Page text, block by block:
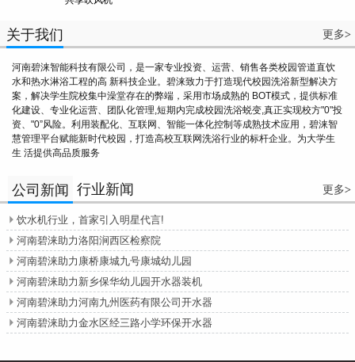
关于我们 更多>
河南碧涞智能科技有限公司，是一家专业投资、运营、销售各类校园管道直饮
水和热水淋浴工程的高 新科技企业。碧涞致力于打造现代校园洗浴新型解决方
案，解决学生院校集中澡堂存在的弊端，采用市场成熟的 BOT模式，提供标准
化建设、专业化运营、团队化管理,短期内完成校园洗浴蜕变,真正实现校方"0"投
资、"0”风险。利用装配化、互联网、智能一体化控制等成熟技术应用，碧涞智
慧管理平台赋能新时代校园，打造高校互联网洗浴行业的标杆企业。为大学生
生 活提供高品质服务
公司新闻 行业新闻 更多>
 饮水机行业，首家引入明星代言!
 河南碧涞助力洛阳涧西区检察院
 河南碧涞助力康桥康城九号康城幼儿园
 河南碧涞助力新乡保华幼儿园开水器装机
 河南碧涞助力河南九州医药有限公司开水器
 河南碧涞助力金水区经三路小学环保开水器